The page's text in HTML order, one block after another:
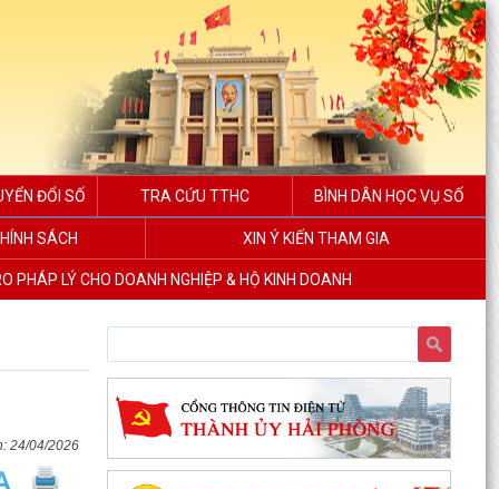
ĐỔI SỐ TRA CỨU TTHC BÌNH DÂN HỌC VỤ SỐ
SÁCH XIN Ý KIẾN THAM GIA
PHÁP LÝ CHO DOANH NGHIỆP & HỘ KINH DOANH
24/04/2026